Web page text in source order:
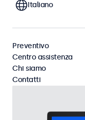
Touchscreen 15 pollici
Cancella i filtri
Italiano
Preventivo
Centro assistenza
Chi siamo
Contatti